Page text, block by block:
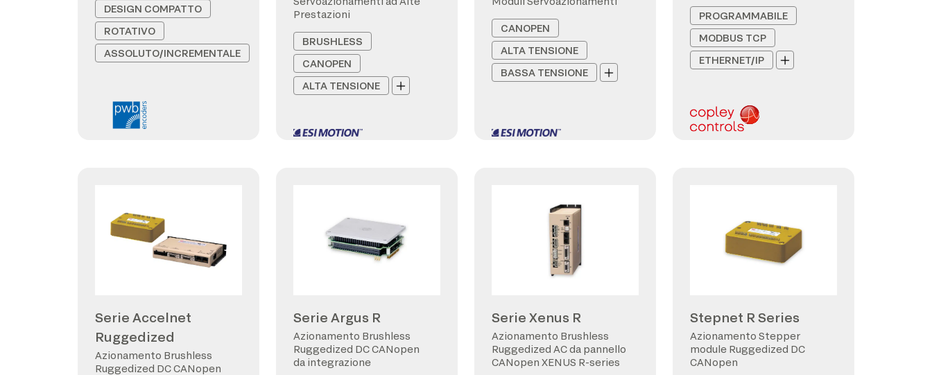
DESIGN COMPATTO
ROTATIVO
ASSOLUTO/INCREMENTALE
Prestazioni
BRUSHLESS
CANOPEN
ALTA TENSIONE
CANOPEN
ALTA TENSIONE
BASSA TENSIONE
PROGRAMMABILE
MODBUS TCP
ETHERNET/IP
Serie Accelnet
Ruggedized
Azionamento Brushless
Ruggedized DC CANopen
Serie Argus R
Azionamento Brushless
Ruggedized DC CANopen
da integrazione
Serie Xenus R
Azionamento Brushless
Ruggedized AC da pannello
CANopen XENUS R-series
Stepnet R Series
Azionamento Stepper
module Ruggedized DC
CANopen